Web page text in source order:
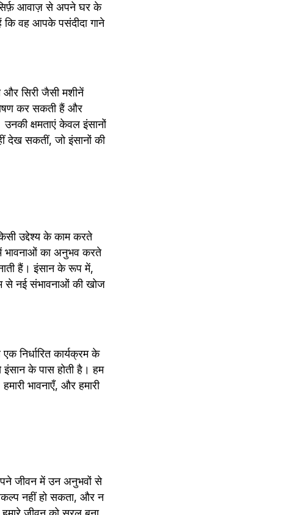
आवाज़ से अपने घर के
वह आपके पसंदीदा गाने
सिरी जैसी मशीनें
कर सकती हैं और
क्षमताएं केवल इंसानों
देख सकतीं, जो इंसानों की
उद्देश्य के काम करते
भावनाओं का अनुभव करते
हैं। इंसान के रूप में,
से नई संभावनाओं की खोज
निर्धारित कार्यक्रम के
के पास होती है। हम
भावनाएँ, और हमारी
जीवन में उन अनुभवों से
नहीं हो सकता, और न